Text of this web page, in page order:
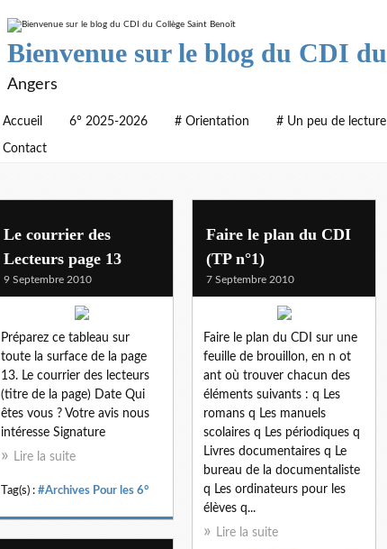
Bienvenue sur le blog du CDI
Angers
Accueil 6° 2025-2026 # Orientation # Un peu de lecture
Contact
archives pour les 6°
Le courrier des
Lecteurs page 13
9 Septembre 2010
Préparez ce tableau sur
toute la surface de la page
13. Le courrier des lecteurs
(titre de la page) Date Qui
êtes vous ? Votre avis nous
intéresse Signature
Lire la suite
Tag(s) : #Archives Pour les 6°
Faire le plan du CDI
(TP n°1)
7 Septembre 2010
Faire le plan du CDI sur une
feuille de brouillon, en n ot
ant où trouver chacun des
éléments suivants : q Les
romans q Les manuels
scolaires q Les périodiques q
Livres documentaires q Le
bureau de la documentaliste
q Les ordinateurs pour les
élèves q...
Lire la suite